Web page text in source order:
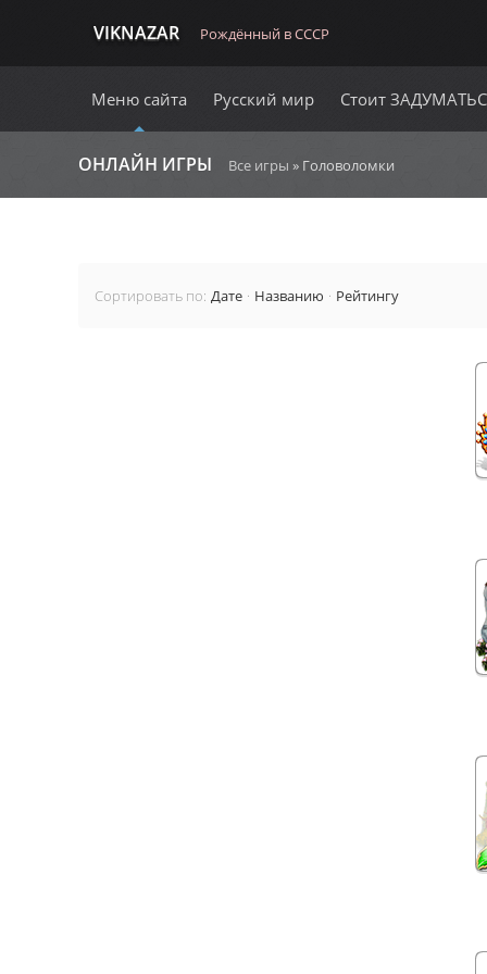
VIKNAZAR Рождённый в СССР
Меню сайта Русский мир Стоит
ОНЛАЙН ИГРЫ Все игры » Головоломки
Сортировать по: Дате · Названию · Рейтингу